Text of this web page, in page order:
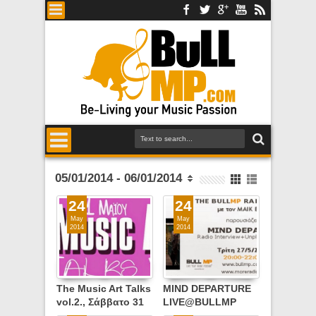
05/01/2014 - 06/01/2014
The Music Art Talks
vol.2., Σάββατο 31
24
May
2014
MIND DEPARTURE
LIVE@BULLMP
24
May
2014